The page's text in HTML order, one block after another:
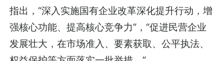
指出，“深入实施国有企业改革深化提升行动，增
强核心功能、提高核心竞争力”，“促进民营企业
发展壮大，在市场准入、要素获取、公平执法、